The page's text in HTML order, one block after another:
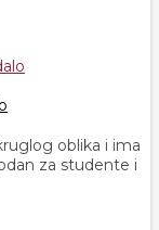
oblika i ima
za studente i